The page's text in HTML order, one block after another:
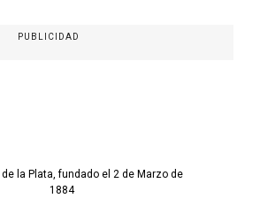
PUBLICIDAD
de la Plata, fundado el 2 de Marzo de
1884